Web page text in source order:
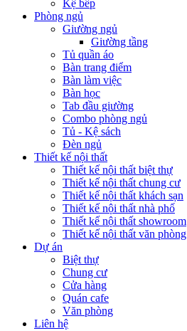
Kệ bếp
Phòng ngủ
Giường ngủ
Giường tầng
Tủ quần áo
Bàn trang điểm
Bàn làm việc
Bàn học
Tab đầu giường
Combo phòng ngủ
Tủ - Kệ sách
Đèn ngủ
Thiết kế nội thất
Thiết kế nội thất biệt thự
Thiết kế nội thất chung cư
Thiết kế nội thất khách sạn
Thiết kế nội thất nhà phố
Thiết kế nội thất showroom
Thiết kế nội thất văn phòng
Dự án
Biệt thự
Chung cư
Cửa hàng
Quán cafe
Văn phòng
Liên hệ